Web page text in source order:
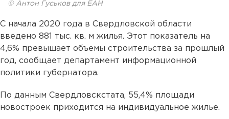
© Антон Гуськов для ЕАН
С начала 2020 года в Свердловской области
введено 881 тыс. кв. м жилья. Этот показатель на
4,6% превышает объемы строительства за прошлый
год, сообщает департамент информационной
политики губернатора.
По данным Свердловскстата, 55,4% площади
новостроек приходится на индивидуальное жилье.